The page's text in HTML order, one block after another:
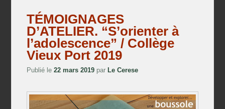
TÉMOIGNAGES
D’ATELIER. “S’orienter à
l’adolescence” / Collège
Vieux Port 2019
Publié le22 mars 2019 par Le Cerese